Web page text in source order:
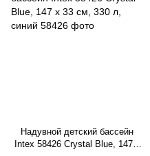
Надувной детский бассейн
Intex 58426 Crystal Blue, 147 x